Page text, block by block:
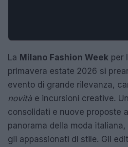
La Milano Fashion Week per
primavera estate 2026 si
evento di grande rilevanza,
novità e incursioni creative.
consolidati e nuove proposte
panorama della moda
gli appassionati di stile. Gli